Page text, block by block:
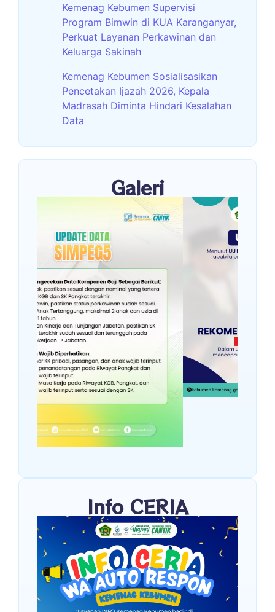
Kemenag Kebumen Supervisi
Program Bimwin di KUA Karanganyar,
Perkuat Layanan Perkawinan dan
Keluarga Sakinah
Kemenag Kebumen Sosialisasikan
Pencetakan Ijazah 2026, Kepala
Madrasah Diminta Hindari Kesalahan
Data
Galeri
Info CERIA